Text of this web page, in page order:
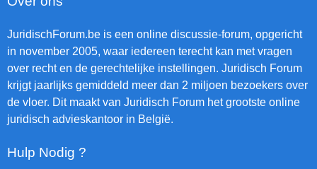
JuridischForum.be is een online discussie-forum, opgericht
in november 2005, waar iedereen terecht kan met vragen
over recht en de gerechtelijke instellingen. Juridisch Forum
krijgt jaarlijks gemiddeld meer dan 2 miljoen bezoekers over
de vloer. Dit maakt van Juridisch Forum het grootste online
juridisch advieskantoor in België.
Hulp Nodig ?